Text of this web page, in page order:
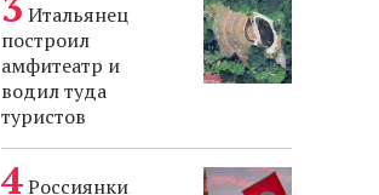
Итальянец
построил
амфитеатр и
водил туда
туристов
Россиянки